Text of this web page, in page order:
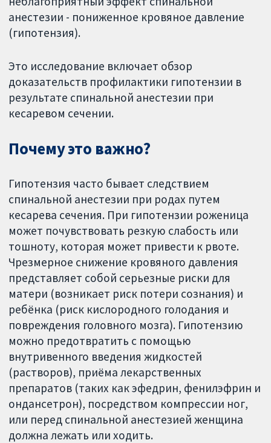
анестезии - пониженное кровяное давление
(гипотензия).
Это исследование включает обзор
доказательств профилактики гипотензии в
результате спинальной анестезии при
кесаревом сечении.
Почему это важно?
Гипотензия часто бывает следствием
спинальной анестезии при родах путем
кесарева сечения. При гипотензии роженица
может почувствовать резкую слабость или
тошноту, которая может привести к рвоте.
Чрезмерное снижение кровяного давления
представляет собой серьезные риски для
матери (возникает риск потери сознания) и
ребёнка (риск кислородного голодания и
повреждения головного мозга). Гипотензию
можно предотвратить с помощью
внутривенного введения жидкостей
(растворов), приёма лекарственных
препаратов (таких как эфедрин, фенилэфрин и
ондансетрон), посредством компрессии ног,
или перед спинальной анестезией женщина
должна лежать или ходить.